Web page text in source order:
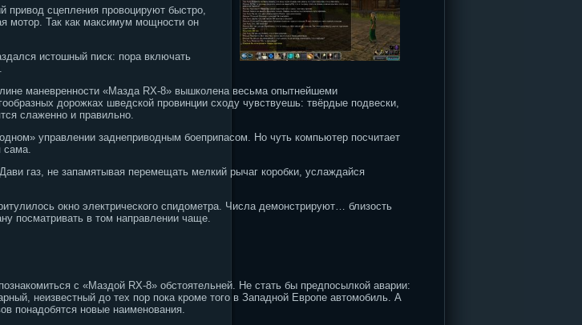
привод сцепления провоцируют быстро,
мотор. Так как максимум мощности он
истошный писк: пора включать
маневренности «Мазда RX-8» вышколена весьма опытнейшеми
дорожках шведской провинции сходу чувствуешь: твёрдые подвески,
слаженно и правильно.
управлении заднеприводным боеприпасом. Но чуть компьютер посчитает
сама.
газ, не запамятывая перемещать мелкий рычаг коробки, услаждайся
окно электрического спидометра. Числа демонстрируют… близость
посматривать в том направлении чаще.
с «Маздой RX-8» обстоятельней. Не стать бы предпосылкой аварии:
неизвестный до тех пор пока кроме того в Западной Европе автомобиль. А
понадобятся новые наименования.